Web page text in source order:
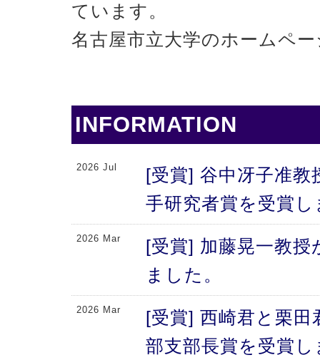
ています。
名古屋市立大学のホームペ
INFORMATION
2026 Jul
[受賞] 谷中冴子准教
手研究者賞を受賞
2026 Mar
[受賞] 加藤晃一教授
ました。
2026 Mar
[受賞] 西崎君と栗田
部支部長賞を受賞